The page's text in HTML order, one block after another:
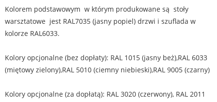
Kolorem podstawowym w którym produkowane są stoły
warsztatowe jest RAL7035 (jasny popiel) drzwi i szuflada w
kolorze RAL6033.
Kolory opcjonalne (bez dopłaty): RAL 1015 (jasny beż),RAL 6033
(miętowy zielony),RAL 5010 (ciemny niebieski),RAL 9005 (czarny)
Kolory opcjonalne (za dopłatą): RAL 3020 (czerwony), RAL 2011